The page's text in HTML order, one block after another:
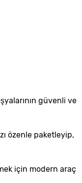
güvenli ve
özenle paketleyip,
için modern araç